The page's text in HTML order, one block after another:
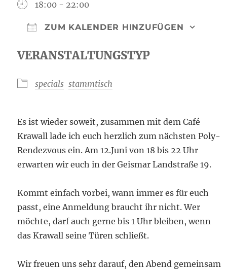
18:00 - 22:00
ZUM KALENDER HINZUFÜGEN
VERANSTALTUNGSTYP
specials stammtisch
Es ist wieder soweit, zusammen mit dem Café
Krawall lade ich euch herzlich zum nächsten Poly-
Rendezvous ein. Am 12.Juni von 18 bis 22 Uhr
erwarten wir euch in der Geismar Landstraße 19.
Kommt einfach vorbei, wann immer es für euch
passt, eine Anmeldung braucht ihr nicht. Wer
möchte, darf auch gerne bis 1 Uhr bleiben, wenn
das Krawall seine Türen schließt.
Wir freuen uns sehr darauf, den Abend gemeinsam